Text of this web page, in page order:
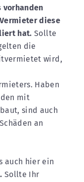
vorhanden
Vermieter diese
hat.Sollte
die
wird,
Haben
mit
sind auch
an
auch hier ein
Sollte Ihr